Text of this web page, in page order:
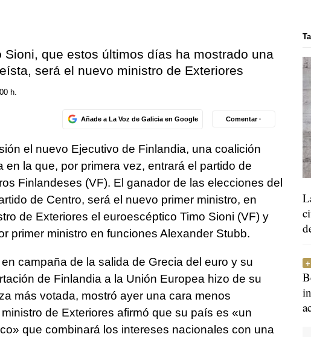
Sioni, que estos últimos días ha mostrado una
será el nuevo ministro de Exteriores
h.
Añade a La Voz de Galicia en Google Comentar ·
el nuevo Ejecutivo de Finlandia, una coalición
en la que, por primera vez, entrará el partido de
Finlandeses (VF). El ganador de las elecciones del
de Centro, será el nuevo primer ministro, en
de Exteriores el euroescéptico Timo Sioni (VF) y
primer ministro en funciones Alexander Stubb.
campaña de la salida de Grecia del euro y su
de Finlandia a la Unión Europea hizo de su
más votada, mostró ayer una cara menos
de Exteriores afirmó que su país es «un
que combinará los intereses nacionales con una